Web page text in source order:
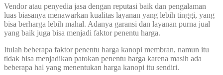
Vendor atau penyedia jasa dengan reputasi baik dan pengalaman
luas biasanya menawarkan kualitas layanan yang lebih tinggi, yang
bisa berharga lebih mahal. Adanya garansi dan layanan purna jual
yang baik juga bisa menjadi faktor penentu harga.
Itulah beberapa faktor penentu harga kanopi membran, namun itu
tidak bisa menjadikan patokan penentu harga karena masih ada
beberapa hal yang menentukan harga kanopi itu sendiri.